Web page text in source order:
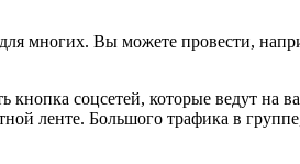
многих. Вы можете провести,
соцсетей, которые ведут на
ленте. Большого трафика в